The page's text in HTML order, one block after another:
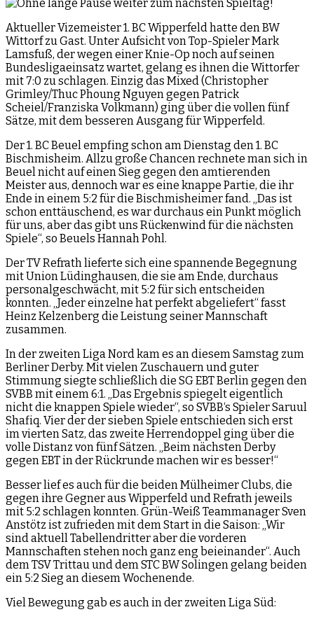
Aktueller Vizemeister 1. BC Wipperfeld hatte den BW
Wittorf zu Gast. Unter Aufsicht von Top-Spieler Mark
Lamsfuß, der wegen einer Knie-Op noch auf seinen
Bundesligaeinsatz wartet, gelang es ihnen die Wittorfer
mit 7:0 zu schlagen. Einzig das Mixed (Christopher
Grimley/Thuc Phoung Nguyen gegen Patrick
Scheiel/Franziska Volkmann) ging über die vollen fünf
Sätze, mit dem besseren Ausgang für Wipperfeld.
Der 1. BC Beuel empfing schon am Dienstag den 1. BC
Bischmisheim. Allzu große Chancen rechnete man sich in
Beuel nicht auf einen Sieg gegen den amtierenden
Meister aus, dennoch war es eine knappe Partie, die ihr
Ende in einem 5:2 für die Bischmisheimer fand. „Das ist
schon enttäuschend, es war durchaus ein Punkt möglich
für uns, aber das gibt uns Rückenwind für die nächsten
Spiele“, so Beuels Hannah Pohl.
Der TV Refrath lieferte sich eine spannende Begegnung
mit Union Lüdinghausen, die sie am Ende, durchaus
personalgeschwächt, mit 5:2 für sich entscheiden
konnten. „Jeder einzelne hat perfekt abgeliefert“ fasst
Heinz Kelzenberg die Leistung seiner Mannschaft
zusammen.
In der zweiten Liga Nord kam es an diesem Samstag zum
Berliner Derby. Mit vielen Zuschauern und guter
Stimmung siegte schließlich die SG EBT Berlin gegen den
SVBB mit einem 6:1. „Das Ergebnis spiegelt eigentlich
nicht die knappen Spiele wieder“, so SVBB‘s Spieler Saruul
Shafiq. Vier der der sieben Spiele entschieden sich erst
im vierten Satz, das zweite Herrendoppel ging über die
volle Distanz von fünf Sätzen. „Beim nächsten Derby
gegen EBT in der Rückrunde machen wir es besser!“
Besser lief es auch für die beiden Mülheimer Clubs, die
gegen ihre Gegner aus Wipperfeld und Refrath jeweils
mit 5:2 schlagen konnten. Grün-Weiß Teammanager Sven
Anstötz ist zufrieden mit dem Start in die Saison: „Wir
sind aktuell Tabellendritter aber die vorderen
Mannschaften stehen noch ganz eng beieinander“. Auch
dem TSV Trittau und dem STC BW Solingen gelang beiden
ein 5:2 Sieg an diesem Wochenende.
Viel Bewegung gab es auch in der zweiten Liga Süd: